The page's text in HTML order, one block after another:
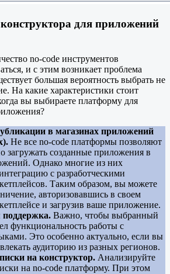
для приложений
no-code инструментов
и с этим возникает проблема
большая вероятность выбрать не
На какие характеристики стоит
вы выбираете платформу для
в магазинах приложений
Не все no-code платформы позволяют
загружать созданные приложения в
Однако многие из них
с разработческими
Таким образом, вы можете
авторизовавшись в своем
и загрузив ваше приложение.
Важно, чтобы выбранный
функциональность работы с
Это особенно актуально, если вы
аудиторию из разных регионов.
на конструктор. Анализируйте
на no-code платформу. При этом